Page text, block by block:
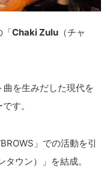
「Chaki Zulu （チャ
を生みだした現代を
す。
」での活動を引
ウン）」を結成。